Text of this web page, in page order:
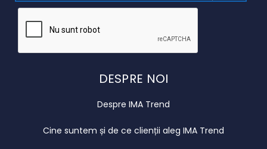
DESPRE NOI
Despre IMA Trend
Cine suntem și de ce clienții aleg IMA Trend